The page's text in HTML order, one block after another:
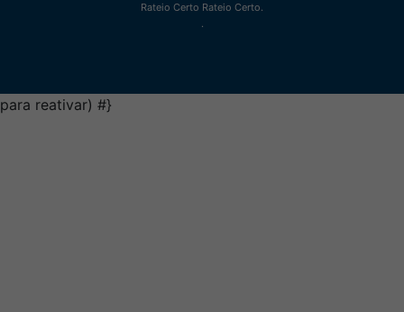
Rateio Certo Rateio Certo.
.
para reativar) #}